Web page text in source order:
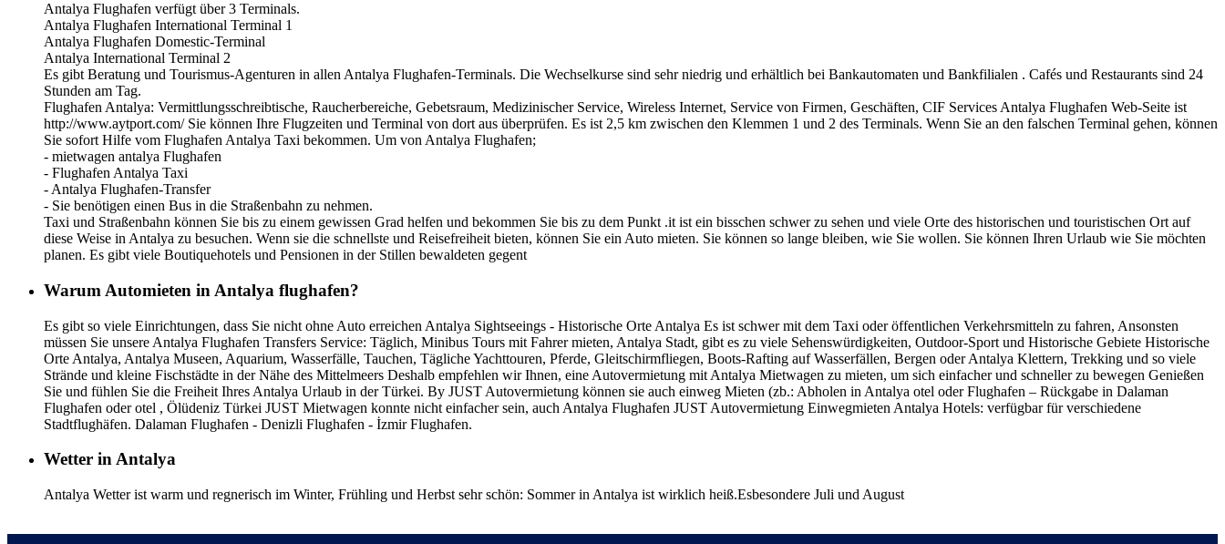
Antalya Flughafen verfügt über 3 Terminals.
Antalya Flughafen International Terminal 1
Antalya Flughafen Domestic-Terminal
Antalya International Terminal 2
Es gibt Beratung und Tourismus-Agenturen in allen Antalya Flughafen-Terminals. Die Wechselkurse sind sehr niedrig und erhältlich bei Bankautomaten und Bankfilialen . Cafés und Restaurants sind 24
Stunden am Tag.
Flughafen Antalya: Vermittlungsschreibtische, Raucherbereiche, Gebetsraum, Medizinischer Service, Wireless Internet, Service von Firmen, Geschäften, CIF Services Antalya Flughafen Web-Seite ist
http://www.aytport.com/ Sie können Ihre Flugzeiten und Terminal von dort aus überprüfen. Es ist 2,5 km zwischen den Klemmen 1 und 2 des Terminals. Wenn Sie an den falschen Terminal gehen, können
Sie sofort Hilfe vom Flughafen Antalya Taxi bekommen. Um von Antalya Flughafen;
- mietwagen antalya Flughafen
- Flughafen Antalya Taxi
- Antalya Flughafen-Transfer
- Sie benötigen einen Bus in die Straßenbahn zu nehmen.
Taxi und Straßenbahn können Sie bis zu einem gewissen Grad helfen und bekommen Sie bis zu dem Punkt .it ist ein bisschen schwer zu sehen und viele Orte des historischen und touristischen Ort auf
diese Weise in Antalya zu besuchen. Wenn sie die schnellste und Reisefreiheit bieten, können Sie ein Auto mieten. Sie können so lange bleiben, wie Sie wollen. Sie können Ihren Urlaub wie Sie möchten
planen. Es gibt viele Boutiquehotels und Pensionen in der Stillen bewaldeten gegent
Warum Automieten in Antalya flughafen?
Es gibt so viele Einrichtungen, dass Sie nicht ohne Auto erreichen Antalya Sightseeings - Historische Orte Antalya Es ist schwer mit dem Taxi oder öffentlichen Verkehrsmitteln zu fahren, Ansonsten
müssen Sie unsere Antalya Flughafen Transfers Service: Täglich, Minibus Tours mit Fahrer mieten, Antalya Stadt, gibt es zu viele Sehenswürdigkeiten, Outdoor-Sport und Historische Gebiete Historische
Orte Antalya, Antalya Museen, Aquarium, Wasserfälle, Tauchen, Tägliche Yachttouren, Pferde, Gleitschirmfliegen, Boots-Rafting auf Wasserfällen, Bergen oder Antalya Klettern, Trekking und so viele
Strände und kleine Fischstädte in der Nähe des Mittelmeers Deshalb empfehlen wir Ihnen, eine Autovermietung mit Antalya Mietwagen zu mieten, um sich einfacher und schneller zu bewegen Genießen
Sie und fühlen Sie die Freiheit Ihres Antalya Urlaub in der Türkei. By JUST Autovermietung können sie auch einweg Mieten (zb.: Abholen in Antalya otel oder Flughafen – Rückgabe in Dalaman
Flughafen oder otel , Ölüdeniz Türkei JUST Mietwagen konnte nicht einfacher sein, auch Antalya Flughafen JUST Autovermietung Einwegmieten Antalya Hotels: verfügbar für verschiedene
Stadtflughäfen. Dalaman Flughafen - Denizli Flughafen - İzmir Flughafen.
Wetter in Antalya
Antalya Wetter ist warm und regnerisch im Winter, Frühling und Herbst sehr schön: Sommer in Antalya ist wirklich heiß.Esbesondere Juli und August